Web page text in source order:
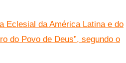
Eclesial da América Latina e do
do Povo de Deus”, segundo o